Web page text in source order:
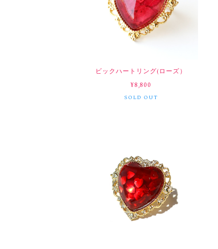
ビックハートリング(ローズ）
¥8,800
SOLD OUT